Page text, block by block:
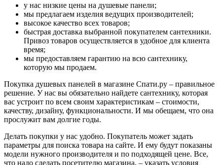
у нас низкие цены на душевые панели;
мы предлагаем изделия ведущих производителей;
высокое качество всех товаров;
быстрая доставка выбранной покупателем сантехники.
Привоз товаров осуществляется в удобное для клиента
время;
мы предоставляем гарантию на всю сантехнику,
которую мы продаем.
Покупка душевых панелей в магазине Спати.ру – правильное
решение. У нас вы обязательно найдете сантехнику, которая
вас устроит по всем своим характеристикам – стоимости,
качеству, дизайну, функциональности. И мы обещаем, что она
прослужит вам долгие годы.
Делать покупки у нас удобно. Покупатель может задать
параметры для поиска товара на сайте. И ему будут показаны
модели нужного производителя и по подходящей цене. Все,
что надо сделать посетителю магазина, – указать условия